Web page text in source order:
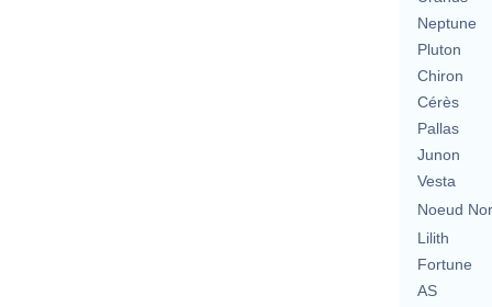
Neptune
Pluton
Chiron
Cérès
Pallas
Junon
Vesta
Noeud
Lilith
Fortune
AS